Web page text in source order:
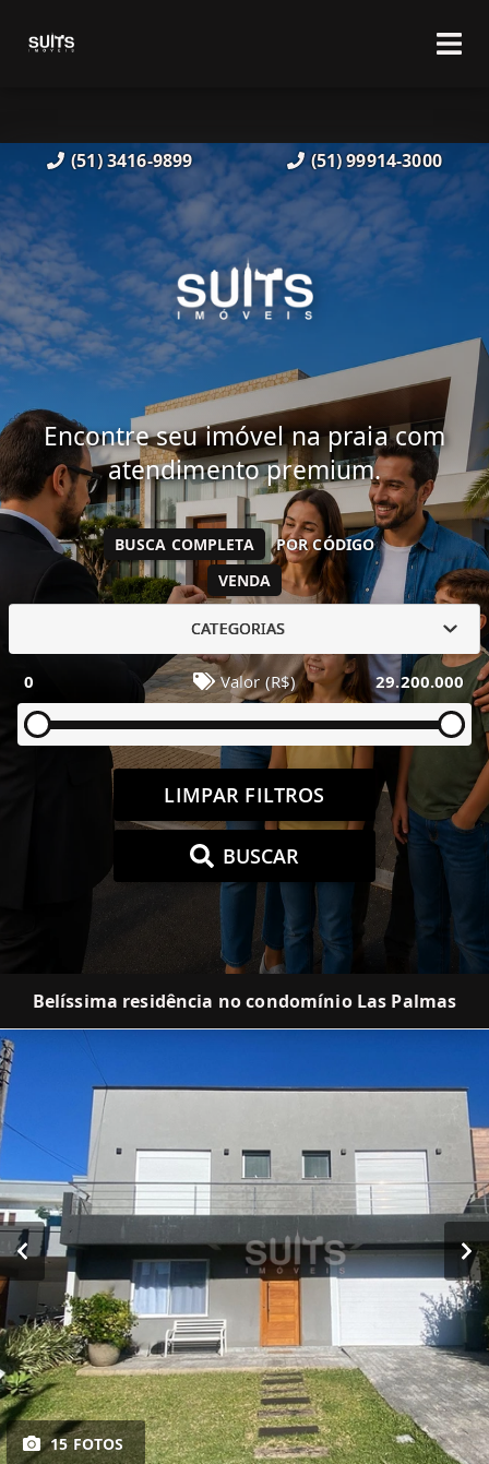
(51) 3416-9899 (51) 99914-3000
Encontre seu imóvel na praia com
atendimento premium.
VENDA
BUSCA COMPLETA POR CÓDIGO
CATEGORIAS
0 Valor (R$) 29.200.000
LIMPAR FILTROS
BUSCAR
Belíssima residência no condomínio Las Palmas
15 FOTOS